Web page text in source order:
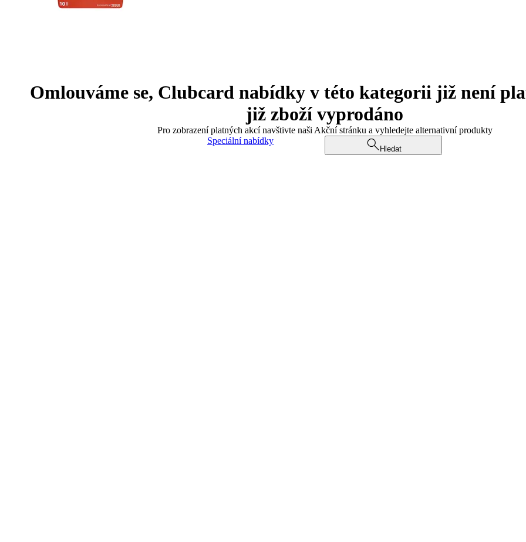
Omlouváme se, Clubcard nabídky v této kategorii již není
již zboží vyprodáno
Pro zobrazení platných akcí navštivte naši Akční stránku a vyhledejte alternativní produkty
Speciální nabídky
Hledat